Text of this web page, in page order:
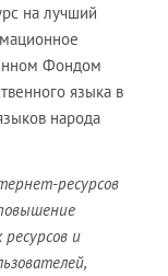
на лучший
Фондом
языка в
народа
ресурсов
и